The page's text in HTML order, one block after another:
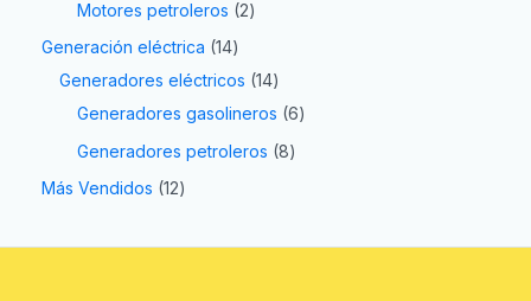
Motores petroleros
2
Generación eléctrica 14
Generadores eléctricos 14
Generadores gasolineros 6
Generadores petroleros 8
Más Vendidos 12